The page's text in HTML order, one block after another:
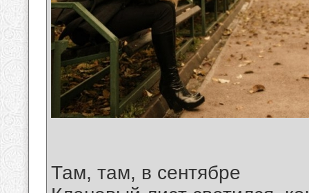
Там, там, в сентябре